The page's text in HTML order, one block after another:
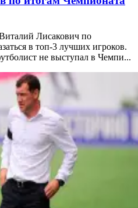
Лисакович по
в топ-3 лучших игроков.
не выступал в Чемпи...